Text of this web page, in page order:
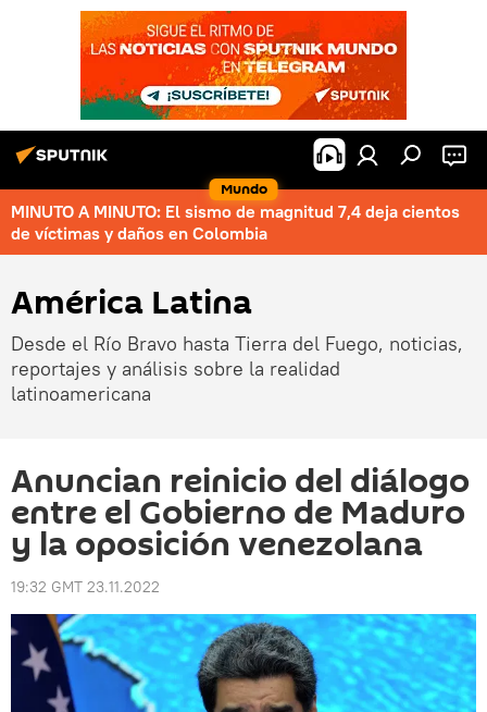
Mundo
MINUTO A MINUTO: El sismo de magnitud 7,4 deja cientos
de víctimas y daños en Colombia
América Latina
Desde el Río Bravo hasta Tierra del Fuego, noticias,
reportajes y análisis sobre la realidad
latinoamericana
Anuncian reinicio del diálogo
entre el Gobierno de Maduro
y la oposición venezolana
19:32 GMT 23.11.2022